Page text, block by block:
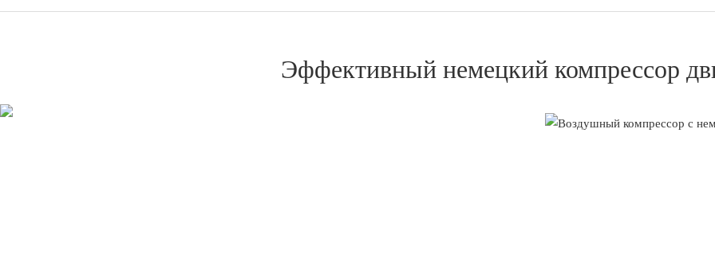
Эффективный немецкий компрессор